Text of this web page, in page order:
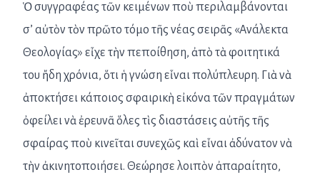
Ὁ συγγραφέας τῶν κειμένων ποὺ περιλαμβάνονται
σ’ αὐτὸν τὸν πρῶτο τόμο τῆς νέας σειρᾶς «Ανάλεκτα
Θεολογίας» εἶχε τὴν πεποίθηση, ἀπὸ τὰ φοιτητικά
του ἤδη χρόνια, ὅτι ἡ γνώση εἶναι πολύπλευρη. Γιὰ νὰ
ἀποκτήσει κάποιος σφαιρικὴ εἰκόνα τῶν πραγμάτων
ὀφείλει νὰ ἐρευνᾶ ὅλες τὶς διαστάσεις αὐτῆς τῆς
σφαίρας ποὺ κινεῖται συνεχῶς καὶ εἶναι ἀδύνατον νὰ
τὴν ἀκινητοποιήσει. Θεώρησε λοιπὸν ἀπαραίτητο,